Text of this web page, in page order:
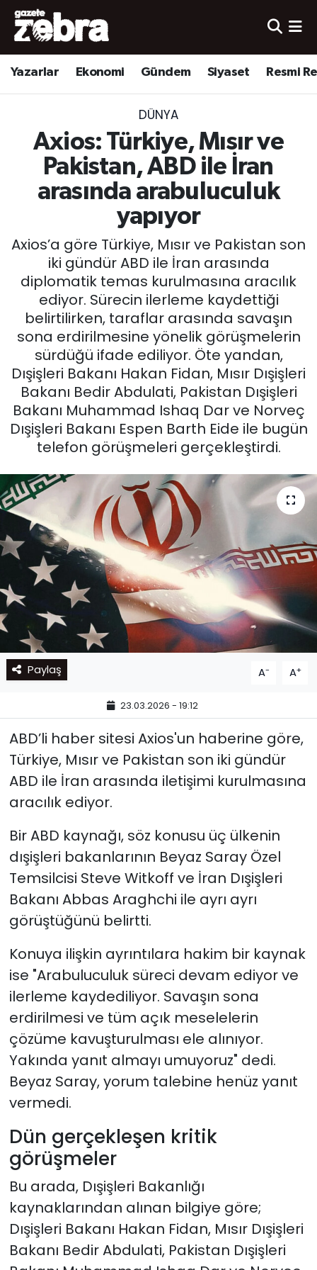
Yazarlar Ekonomi Gündem Siyaset Resmi
DÜNYA
Axios: Türkiye, Mısır ve
Pakistan, ABD ile İran
arasında arabuluculuk
yapıyor
Axios’a göre Türkiye, Mısır ve Pakistan son
iki gündür ABD ile İran arasında
diplomatik temas kurulmasına aracılık
ediyor. Sürecin ilerleme kaydettiği
belirtilirken, taraflar arasında savaşın
sona erdirilmesine yönelik görüşmelerin
sürdüğü ifade ediliyor. Öte yandan,
Dışişleri Bakanı Hakan Fidan, Mısır Dışişleri
Bakanı Bedir Abdulati, Pakistan Dışişleri
Bakanı Muhammad Ishaq Dar ve Norveç
Dışişleri Bakanı Espen Barth Eide ile bugün
telefon görüşmeleri gerçekleştirdi.
Paylaş A- A+
23.03.2026 - 19:12
ABD’li haber sitesi Axios'un haberine göre,
Türkiye, Mısır ve Pakistan son iki gündür
ABD ile İran arasında iletişimi kurulmasına
aracılık ediyor.
Bir ABD kaynağı, söz konusu üç ülkenin
dışişleri bakanlarının Beyaz Saray Özel
Temsilcisi Steve Witkoff ve İran Dışişleri
Bakanı Abbas Araghchi ile ayrı ayrı
görüştüğünü belirtti.
Konuya ilişkin ayrıntılara hakim bir kaynak
ise "Arabuluculuk süreci devam ediyor ve
ilerleme kaydediliyor. Savaşın sona
erdirilmesi ve tüm açık meselelerin
çözüme kavuşturulması ele alınıyor.
Yakında yanıt almayı umuyoruz" dedi.
Beyaz Saray, yorum talebine henüz yanıt
vermedi.
Dün gerçekleşen kritik
görüşmeler
Bu arada, Dışişleri Bakanlığı
kaynaklarından alınan bilgiye göre;
Dışişleri Bakanı Hakan Fidan, Mısır Dışişleri
Bakanı Bedir Abdulati, Pakistan Dışişleri
Yazarlar
Ekonomi
Yerel
Spor
Nöbetçi Eczaneler
Hava Durumu
Süper Lig Puan Durumu ve Fikstür
Tüm Manşetler
Son Dakika Haberleri
Haber Arşivi